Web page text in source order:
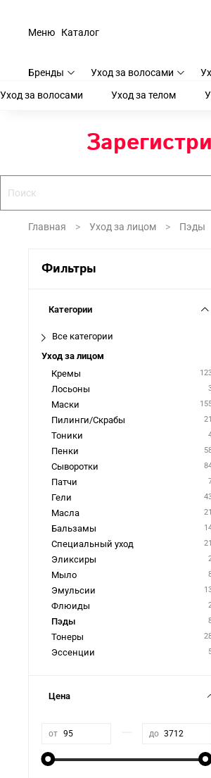
Каталог
Меню
Бренды Уход за волосами
Уход за волосами Уход за телом
Главная Уход за лицом Пэды
Фильтры
Категории
Все категории
Уход за лицом
Кремы
Лосьоны
Маски
Пилинги/Скрабы 21
Тоники
Пенки
Сыворотки
Патчи
Гели
Масла 21
Бальзамы
Специальный уход 21
Эликсиры
Мыло
Эмульсии
Флюиды
Пэды
Тонеры
Эссенции
Цена
от до